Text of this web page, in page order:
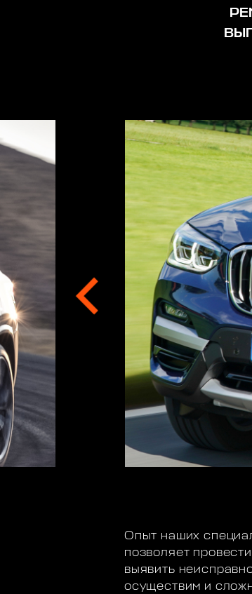
Опыт наших
позволяет
выявить
осуществим и